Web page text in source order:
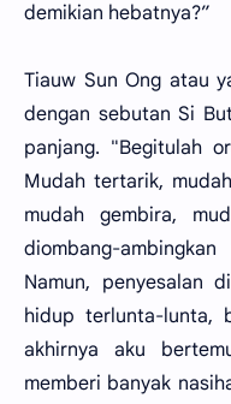
demikian hebatnya?”
Tiauw Sun Ong atau
dengan sebutan Si
panjang. "Begitulah
Mudah tertarik,
mudah gembira,
diombang-
Namun, penyesalan
hidup terlunta-lunta,
akhirnya aku
memberi banyak